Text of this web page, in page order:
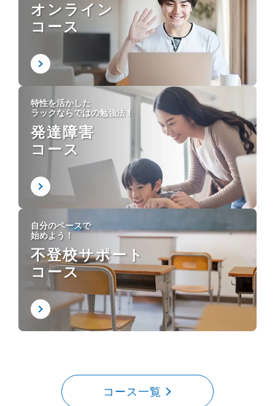
オンライン
コース
特性を活かした
ラックならではの勉強法！
発達障害
コース
自分のペースで
始めよう！
不登校サポート
コース
コース一覧